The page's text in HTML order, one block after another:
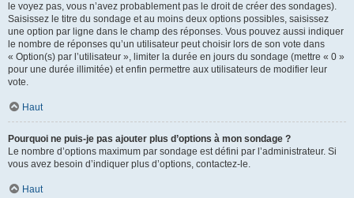
le voyez pas, vous n’avez probablement pas le droit de créer des sondages).
Saisissez le titre du sondage et au moins deux options possibles, saisissez
une option par ligne dans le champ des réponses. Vous pouvez aussi indiquer
le nombre de réponses qu’un utilisateur peut choisir lors de son vote dans
« Option(s) par l’utilisateur », limiter la durée en jours du sondage (mettre « 0 »
pour une durée illimitée) et enfin permettre aux utilisateurs de modifier leur
vote.
Haut
Pourquoi ne puis-je pas ajouter plus d’options à mon sondage ?
Le nombre d’options maximum par sondage est défini par l’administrateur. Si
vous avez besoin d’indiquer plus d’options, contactez-le.
Haut